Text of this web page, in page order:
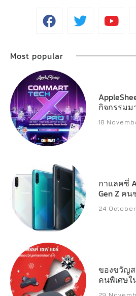
Most popular
กิจกรรมม
18
กาแลคซี่
Gen Z ค
24 October
ของขวัญส
คนพิเศษใ